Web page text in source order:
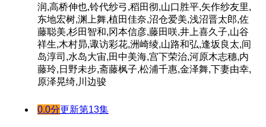
润,高桥伸也,铃代纱弓,稻田彻,山口胜平,矢作纱友里,
东地宏树,渊上舞,植田佳奈,沼仓爱美,浅沼晋太郎,佐
藤聪美,杉田智和,冈本信彦,藤田咲,井上喜久子,山谷
祥生,木村昴,诹访彩花,洲崎绫,山路和弘,逢坂良太,间
岛淳司,水岛大宙,田中美海,宫下荣治,河原木志穗,内
藤玲,日野未步,斋藤枫子,松浦千惠,金泽舞,下妻由幸,
原泽晃绮,川边骏
0.0分更新第13集